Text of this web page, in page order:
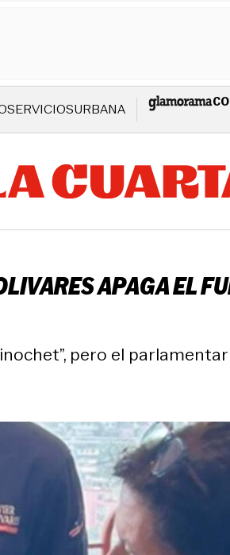
SERVICIOSURBANA
APAGA EL
pero el